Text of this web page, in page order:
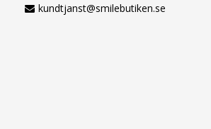
kundtjanst@smilebutiken.se